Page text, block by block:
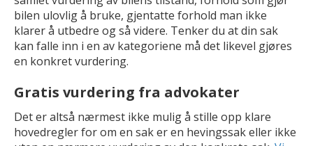
bilen ulovlig å bruke, gjentatte forhold man ikke
klarer å utbedre og så videre. Tenker du at din sak
kan falle inn i en av kategoriene må det likevel gjøres
en konkret vurdering.
Gratis vurdering fra advokater
Det er altså nærmest ikke mulig å stille opp klare
hovedregler for om en sak er en hevingssak eller ikke